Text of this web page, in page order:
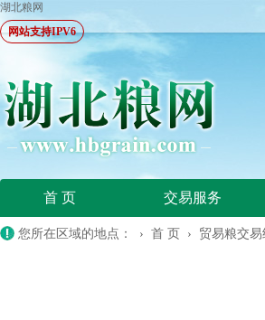
湖北粮网
网站支持IPV6
首 页 交易服务
您所在区域的地点： › 首 页 › 贸易粮交易